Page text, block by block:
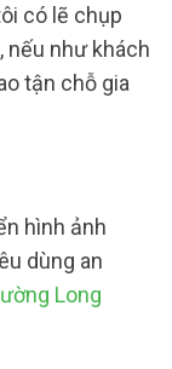
có lẽ chụp
nếu như khách
tận chỗ gia
hình ảnh
dùng an
Long